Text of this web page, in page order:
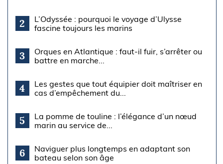
2
L’Odyssée : pourquoi le voyage d’Ulysse
fascine toujours les marins
3
Orques en Atlantique : faut-il fuir, s’arrêter ou
battre en marche...
4
Les gestes que tout équipier doit maîtriser en
cas d’empêchement du...
5
La pomme de touline : l’élégance d’un nœud
marin au service de...
6
Naviguer plus longtemps en adaptant son
bateau selon son âge